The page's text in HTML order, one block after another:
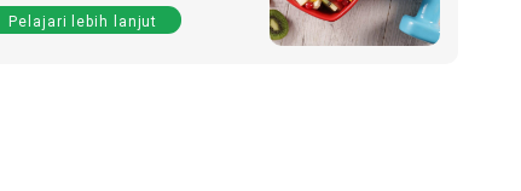
Pelajari lebih lanjut